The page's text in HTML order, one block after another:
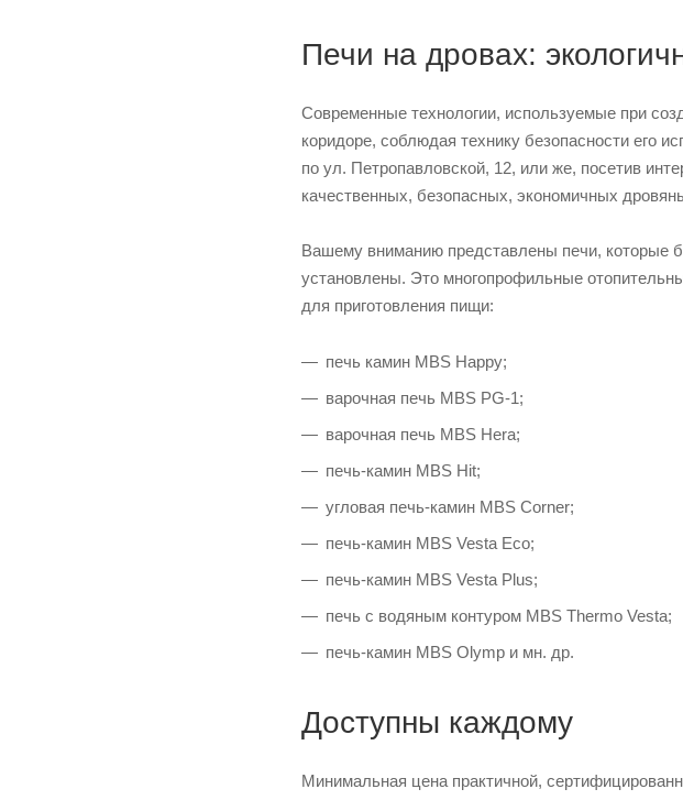
Печи на дровах:
Современные технологии, используемые при
коридоре, соблюдая технику безопасности его
по ул. Петропавловской, 12, или же, посетив
качественных, безопасных, экономичных
Вашему вниманию представлены печи, которые
установлены. Это многопрофильные
для приготовления пищи:
печь камин MBS Happy;
варочная печь MBS PG-1;
варочная печь MBS Hera;
печь-камин MBS Hit;
угловая печь-камин MBS Corner;
печь-камин MBS Vesta Eco;
печь-камин MBS Vesta Plus;
печь с водяным контуром MBS Thermo Vesta;
печь-камин MBS Olymp и мн. др.
Доступны каждому
Минимальная цена практичной,